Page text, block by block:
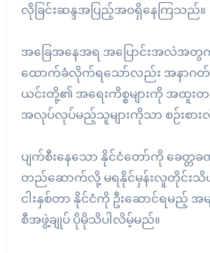
လိုခြင်းဆန္ဒအပြည့်အဝရှိနေကြသည်။
အခြေအနေအရ အပြောင်းအလဲအတွက်
ထောက်ခံလိုက်ရသော်လည်း အနာဂ
ယင်းတို့၏ အရေးကိစ္စများကို အထူ
အလုပ်လုပ်မည့်သူများကိုသာ စဉ်းစာ
ပျက်စီးနေသော နိုင်ငံတော်ကို ခေတ္တခ
တည်ဆောက်လို့ မရနိုင်မှန်းလူတိုင်း
ငါးနှစ်တာ နိုင်ငံကို ဦးဆောင်ရမည့် အ
စီအဖွဲ့ချုပ် ပိုမိုသိပါလိမ့်မည်။